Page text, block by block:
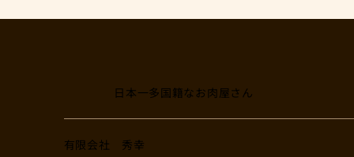
日本一多国籍なお肉屋さん
​有限会社 秀幸